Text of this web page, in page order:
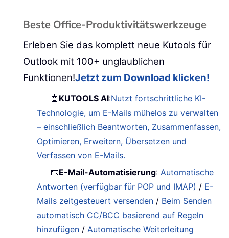
Beste Office-Produktivitätswerkzeuge
Erleben Sie das komplett neue Kutools für
Outlook mit 100+ unglaublichen
Funktionen!Jetzt zum Download klicken!
🤖 KUTOOLS AI:Nutzt fortschrittliche KI-
Technologie, um E-Mails mühelos zu verwalten
– einschließlich Beantworten, Zusammenfassen,
Optimieren, Erweitern, Übersetzen und
Verfassen von E-Mails.
📧E-Mail-Automatisierung:Automatische
Antworten (verfügbar für POP und IMAP) / E-
Mails zeitgesteuert versenden / Beim Senden
automatisch CC/BCC basierend auf Regeln
hinzufügen /Automatische Weiterleitung